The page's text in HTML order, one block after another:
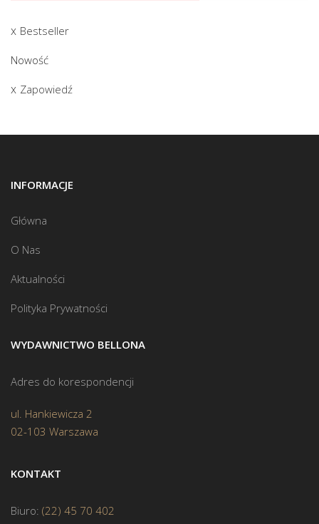
Bestseller
Nowość
Zapowiedź
INFORMACJE
Główna
O Nas
Aktualności
Polityka Prywatności
WYDAWNICTWO BELLONA
Adres do korespondencji
ul. Hankiewicza 2
02-103 Warszawa
KONTAKT
Biuro: (22) 45 70 402